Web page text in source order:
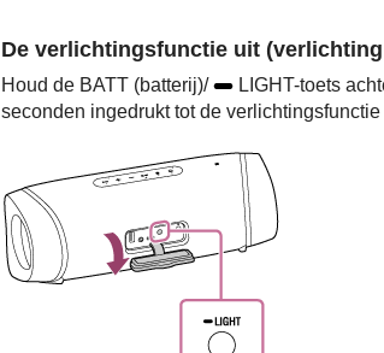
De verlichtingsfunctie uit
Houd de BATT (batterij)/
LIGHT-toets
seconden ingedrukt tot de verlichtingsfunctie